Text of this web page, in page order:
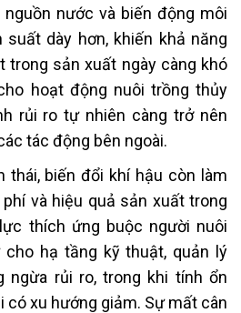
nước và biến động môi
dày hơn, khiến khả năng
trong sản xuất ngày càng khó
hoạt động nuôi trồng thủy
rủi ro tự nhiên càng trở nên
tác động bên ngoài.
thái, biến đổi khí hậu còn làm
và hiệu quả sản xuất trong
thích ứng buộc người nuôi
hạ tầng kỹ thuật, quản lý
ngừa rủi ro, trong khi tính ổn
có xu hướng giảm. Sự mất cân